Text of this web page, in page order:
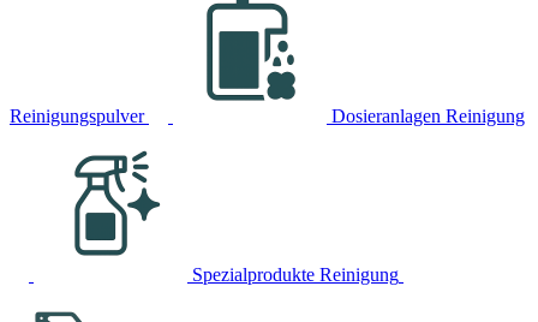
Reinigungspulver Dosieranlagen Reinigung
Spezialprodukte Reinigung